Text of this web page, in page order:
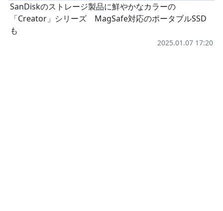
SanDiskのストレージ製品に鮮やかなカラーの
「Creator」シリーズ MagSafe対応のポータブルSSD
も
2025.01.07 17:20